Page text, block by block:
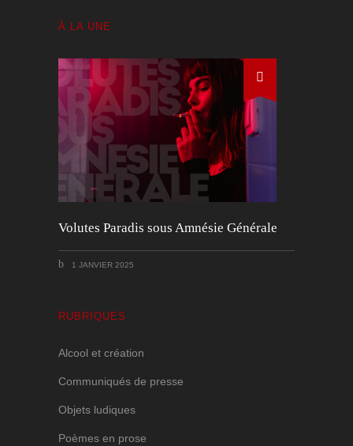
À LA UNE
Volutes Paradis sous Amnésie Générale
1 JANVIER 2025
RUBRIQUES
Alcool et création
Communiqués de presse
Objets ludiques
Poèmes en prose